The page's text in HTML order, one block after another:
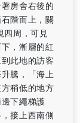
房舍右後的
階而上，關
四周，可見
，漸層的紅
此地的訪客
騰，「海上
稍低的地方
下繩梯護
接上西南側